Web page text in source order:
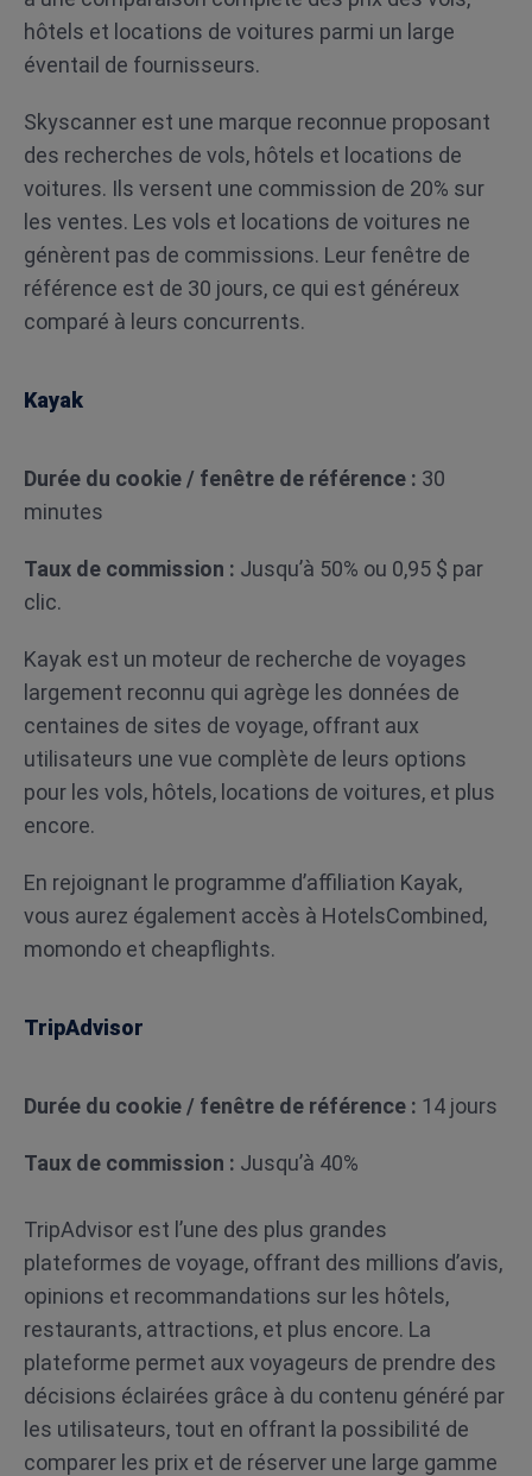
hôtels et locations de voitures parmi un large
éventail de fournisseurs.
Skyscanner est une marque reconnue proposant
des recherches de vols, hôtels et locations de
voitures. Ils versent une commission de 20% sur
les ventes. Les vols et locations de voitures ne
génèrent pas de commissions. Leur fenêtre de
référence est de 30 jours, ce qui est généreux
comparé à leurs concurrents.
Kayak
Durée du cookie / fenêtre de référence : 30
minutes
Taux de commission : Jusqu’à 50% ou 0,95 $ par
clic.
Kayak est un moteur de recherche de voyages
largement reconnu qui agrège les données de
centaines de sites de voyage, offrant aux
utilisateurs une vue complète de leurs options
pour les vols, hôtels, locations de voitures, et plus
encore.
En rejoignant le programme d’affiliation Kayak,
vous aurez également accès à HotelsCombined,
momondo et cheapflights.
TripAdvisor
Durée du cookie / fenêtre de référence : 14 jours
Taux de commission : Jusqu’à 40%
TripAdvisor est l’une des plus grandes
plateformes de voyage, offrant des millions d’avis,
opinions et recommandations sur les hôtels,
restaurants, attractions, et plus encore. La
plateforme permet aux voyageurs de prendre des
décisions éclairées grâce à du contenu généré par
les utilisateurs, tout en offrant la possibilité de
comparer les prix et de réserver une large gamme